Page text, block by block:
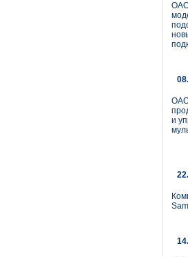
ОАО
ОАО
и